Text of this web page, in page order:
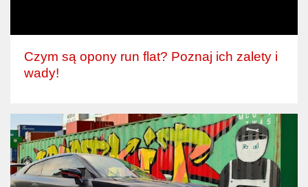
Czym są opony run flat? Poznaj ich zalety i
wady!